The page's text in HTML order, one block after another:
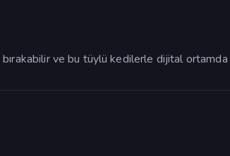
ve bu tüylü kedilerle dijital ortamda